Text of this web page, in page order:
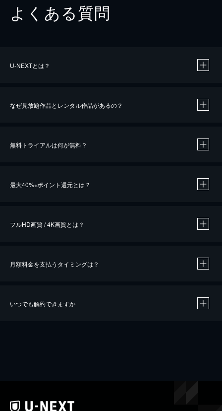
よくある質問
U-NEXTとは？
なぜ見放題作品とレンタル作品があるの？
無料トライアルは何が無料？
最大40%※ポイント還元とは？
※40％ポイント還元の対象は、クレジットカード決済による作品の購入 / レンタルです。
フルHD画質 / 4K画質とは？
月額料金を支払うタイミングは？
いつでも解約できますか